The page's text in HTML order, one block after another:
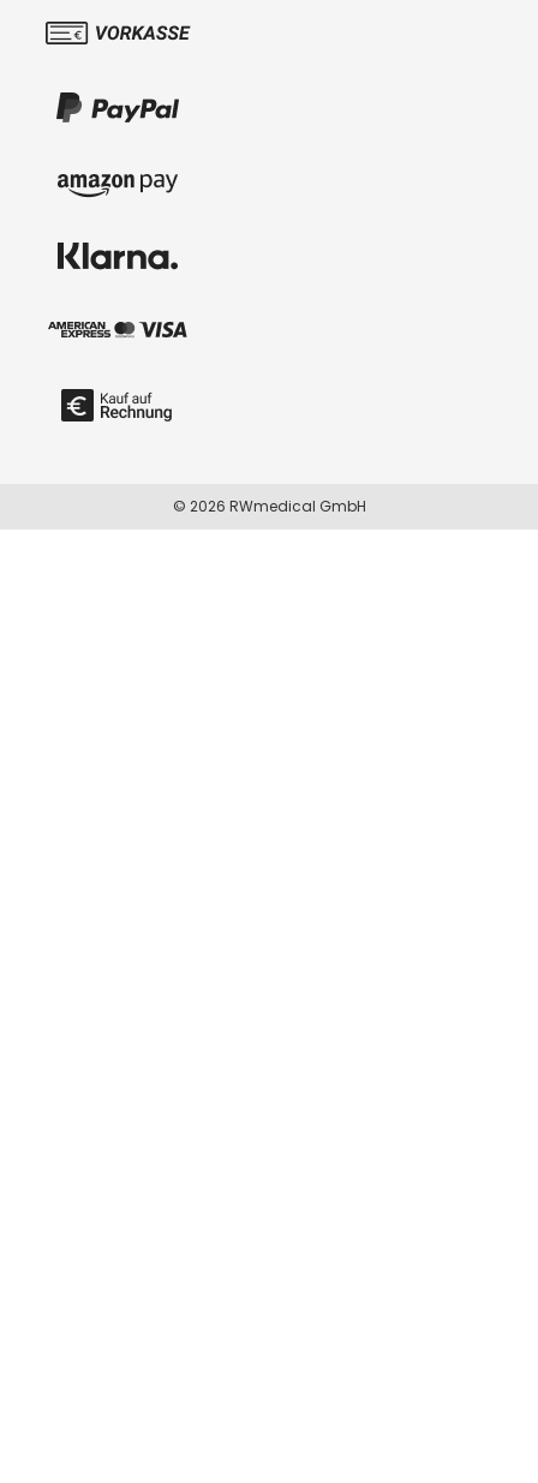
© 2026 RWmedical GmbH